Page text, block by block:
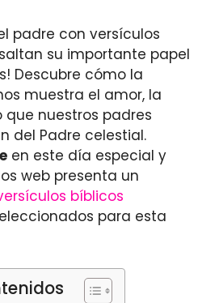
padre con versículos
su importante papel
Descubre cómo la
muestra el amor, la
nuestros padres
del Padre celestial.
en este día especial y
web presenta un
bíblicos
para esta